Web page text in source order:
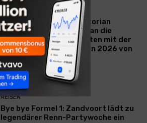
LIFESTYLE
Presseinformation: Victorian
Dream – eine Hommage an die
Poesie vergangener Zeiten mit der
Herbst-Winter-Kollektion 2026 von
Speidel
REISEN
Bye bye Formel 1: Zandvoort lädt zu
legendärer Renn-Partywoche ein